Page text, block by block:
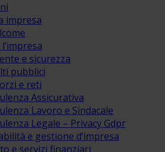
impresa
e sicurezza
pubblici
e reti
Assicurativa
Lavoro e Sindacale
Legale – Privacy Gdpr
e gestione d’impresa
e servizi finanziari